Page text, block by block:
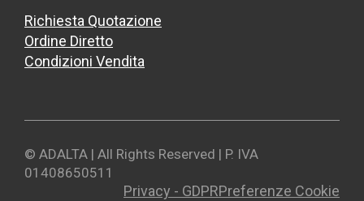
Richiesta Quotazione
Ordine Diretto
Condizioni Vendita
© ADALTA | All Rights Reserved | P. IVA
01408650511
Privacy - GDPRPreferenze Cookie